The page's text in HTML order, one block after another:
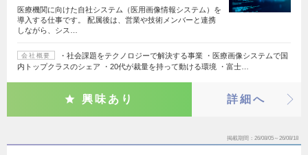
医療機関に向けた自社システム（医用画像情報システム）を
導入する仕事です。 配属後は、営業や技術メンバーと連携
しながら、シス…
会社概要
・社会課題をテクノロジーで解決する事業 ・医療画像システムで国
内トップクラスのシェア ・20代が裁量を持って動ける環境 ・富士…
興味あり 詳細へ
掲載期間 26/08/05～26/08/18